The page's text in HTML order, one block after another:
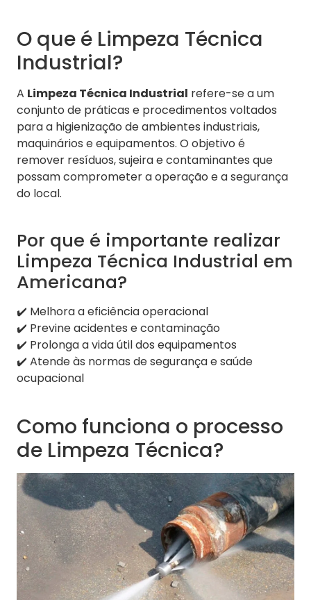
O que é Limpeza Técnica
Industrial?
A Limpeza Técnica Industrial refere-se a um
conjunto de práticas e procedimentos voltados
para a higienização de ambientes industriais,
maquinários e equipamentos. O objetivo é
remover resíduos, sujeira e contaminantes que
possam comprometer a operação e a segurança
do local.
Por que é importante realizar
Limpeza Técnica Industrial em
Americana?
✔️ Melhora a eficiência operacional
✔️ Previne acidentes e contaminação
✔️ Prolonga a vida útil dos equipamentos
✔️ Atende às normas de segurança e saúde
ocupacional
Como funciona o processo
de Limpeza Técnica?